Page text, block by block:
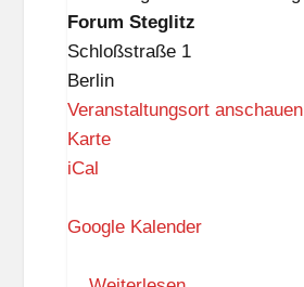
t
z
Steglitz
Forum Steglitz
Schloßstraße 1
Berlin
Veranstaltungsort anschauen
KarteF
u
iCal
Google Kalender